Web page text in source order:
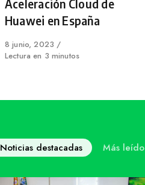
Aceleración Cloud de
Huawei en España
Published
on
8 junio, 2023
Lectura en 3 minutos
Noticias destacadas Más leído